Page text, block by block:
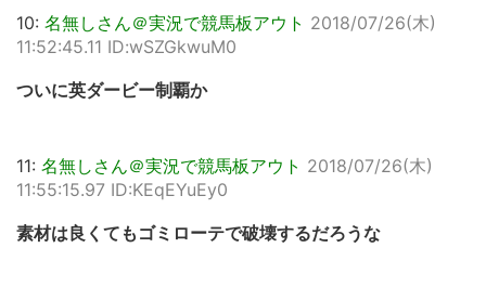
10: 名無しさん＠実況で競馬板アウト 2018/07/26(木)
11:52:45.11 ID:wSZGkwuM0
ついに英ダービー制覇か
11: 名無しさん＠実況で競馬板アウト 2018/07/26(木)
11:55:15.97 ID:KEqEYuEy0
素材は良くてもゴミローテで破壊するだろうな